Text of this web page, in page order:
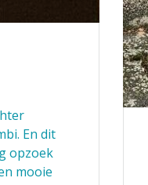
En dit
opzoek
mooie